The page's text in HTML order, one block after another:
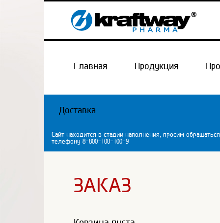
Главная Продукция
Доставка
Сайт находится в стадии наполнения, просим
телефону 8-800-100-100-9
ЗАКАЗ